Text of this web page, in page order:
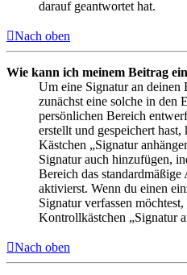
darauf geantwortet hat.
Nach oben
Wie kann ich meinem Beitrag
Um eine Signatur an deinen
zunächst eine solche in den
persönlichen Bereich
erstellt und gespeichert
Kästchen „Signatur
Signatur auch hinzufügen,
Bereich das
aktivierst. Wenn du einen
Signatur verfassen
Kontrollkästchen „Signatur
Nach oben